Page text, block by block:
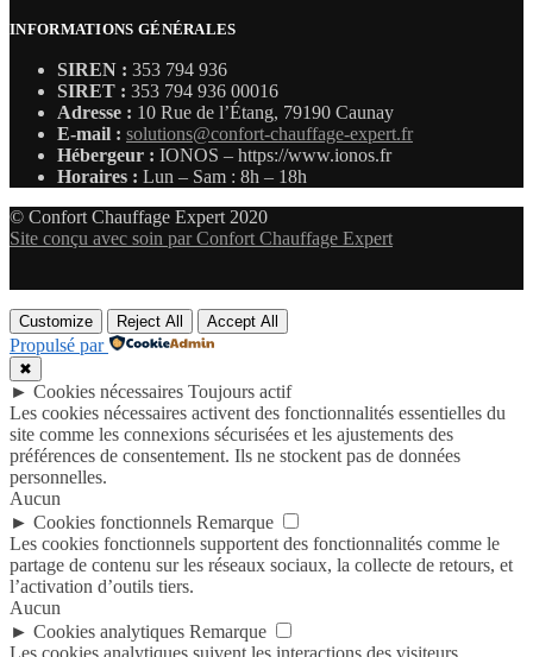
INFORMATIONS GÉNÉRALES
SIREN : 353 794 936
SIRET : 353 794 936 00016
Adresse : 10 Rue de l’Étang, 79190 Caunay
E-mail : solutions@confort-chauffage-expert.fr
Hébergeur : IONOS – https://www.ionos.fr
Horaires : Lun – Sam : 8h – 18h
© Confort Chauffage Expert 2020
Site conçu avec soin par Confort Chauffage Expert
Customize Reject All Accept All
Propulsé par
✖
► Cookies nécessaires Toujours actif
Les cookies nécessaires activent des fonctionnalités essentielles du
site comme les connexions sécurisées et les ajustements des
préférences de consentement. Ils ne stockent pas de données
personnelles.
Aucun
► Cookies fonctionnels Remarque
Les cookies fonctionnels supportent des fonctionnalités comme le
partage de contenu sur les réseaux sociaux, la collecte de retours, et
l’activation d’outils tiers.
Aucun
► Cookies analytiques Remarque